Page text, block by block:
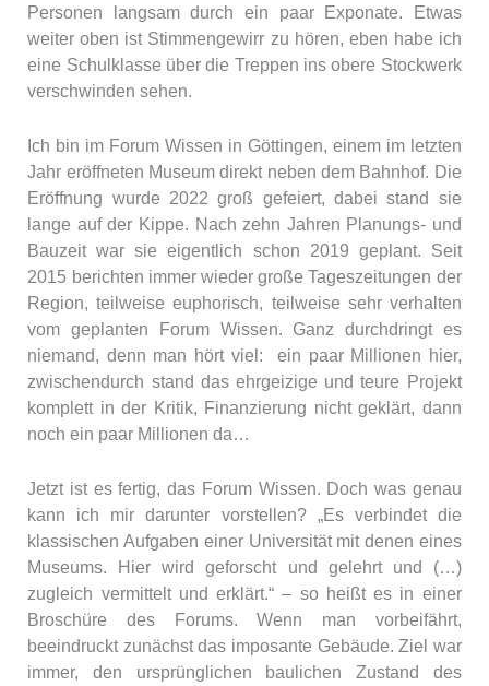
Personen langsam durch ein paar Exponate. Etwas
weiter oben ist Stimmengewirr zu hören, eben habe ich
eine Schulklasse über die Treppen ins obere Stockwerk
verschwinden sehen.
Ich bin im Forum Wissen in Göttingen, einem im letzten
Jahr eröffneten Museum direkt neben dem Bahnhof. Die
Eröffnung wurde 2022 groß gefeiert, dabei stand sie
lange auf der Kippe. Nach zehn Jahren Planungs- und
Bauzeit war sie eigentlich schon 2019 geplant. Seit
2015 berichten immer wieder große Tageszeitungen der
Region, teilweise euphorisch, teilweise sehr verhalten
vom geplanten Forum Wissen. Ganz durchdringt es
niemand, denn man hört viel: ein paar Millionen hier,
zwischendurch stand das ehrgeizige und teure Projekt
komplett in der Kritik, Finanzierung nicht geklärt, dann
noch ein paar Millionen da…
Jetzt ist es fertig, das Forum Wissen. Doch was genau
kann ich mir darunter vorstellen? „Es verbindet die
klassischen Aufgaben einer Universität mit denen eines
Museums. Hier wird geforscht und gelehrt und (…)
zugleich vermittelt und erklärt.“ – so heißt es in einer
Broschüre des Forums. Wenn man vorbeifährt,
beeindruckt zunächst das imposante Gebäude. Ziel war
immer, den ursprünglichen baulichen Zustand des